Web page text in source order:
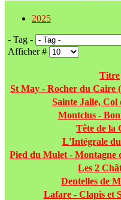
2025
- Tag -
Afficher #
Titre
St May - Rocher du Caire
Sainte Jalle,
Montclus -
Tête de la
L'Intégrale
Pied du Mulet - Montagne
Les 2
Dentelles de
Lafare - Clapis et